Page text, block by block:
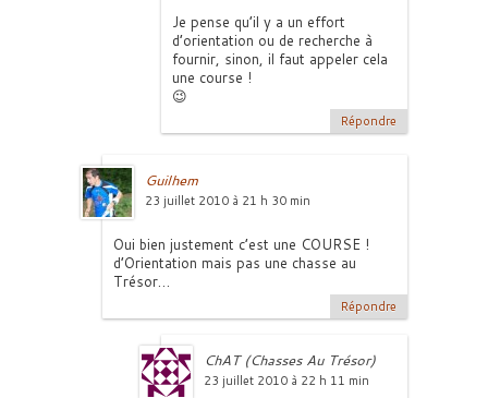
Je pense qu’il y a un effort
d’orientation ou de recherche à
fournir, sinon, il faut appeler cela
une course !
😉
Répondre
Guilhem
23 juillet 2010 à 21 h 30 min
Oui bien justement c’est une COURSE !
d’Orientation mais pas une chasse au
Trésor…
Répondre
ChAT (Chasses Au Trésor)
23 juillet 2010 à 22 h 11 min